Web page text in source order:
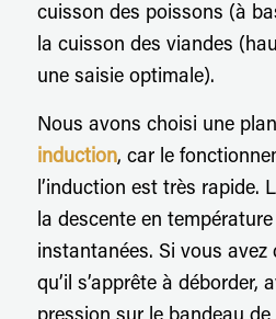
cuisson des poissons (à
la cuisson des viandes
une saisie optimale).
Nous avons choisi une
induction, car le
l’induction est très rapide.
la descente en
instantanées. Si vous avez
qu’il s’apprête à déborder,